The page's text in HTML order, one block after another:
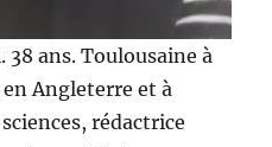
ans. Toulousaine à
Angleterre et à
rédactrice